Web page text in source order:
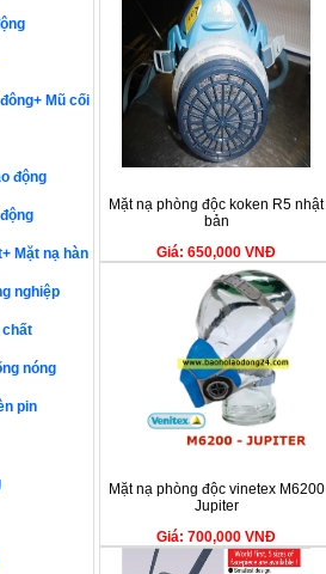
+ Mũ cối
động
+ Mặt nạ hàn
nghiệp
chất
nóng
pin
Mặt nạ phòng độc koken R5 nhật
bản
Giá: 650,000 VNĐ
Mặt nạ phòng độc vinetex M6200
Jupiter
Giá: 700,000 VNĐ